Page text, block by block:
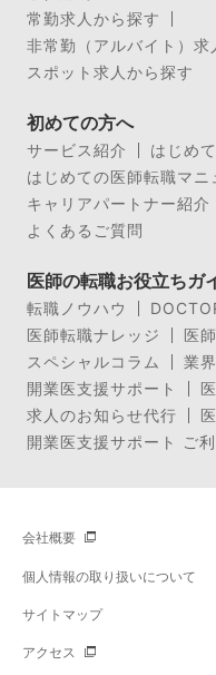
常勤求人から探す
非常勤（アルバイト）求
スポット求人から探す
初めての方へ
サービス紹介
はじめ
はじめての医師転職マニ
キャリアパートナー紹介
よくあるご質問
医師の転職お役立ちガ
転職ノウハウ
医師転職ナレッジ
医
スペシャルコラム
業
開業医支援サポート
求人のお知らせ代行
開業医支援サポート ご
会社概要
個人情報の取り扱いについて
サイトマップ
アクセス